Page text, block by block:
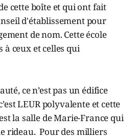
cette boîte et qui ont fait
d'établissement pour
de nom. Cette école
à ceux et celles qui
ce n’est pas un édifice
LEUR polyvalente et cette
la salle de Marie-France qui
rideau. Pour des milliers